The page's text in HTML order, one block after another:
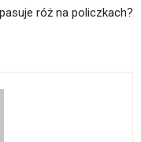
róż na policzkach?